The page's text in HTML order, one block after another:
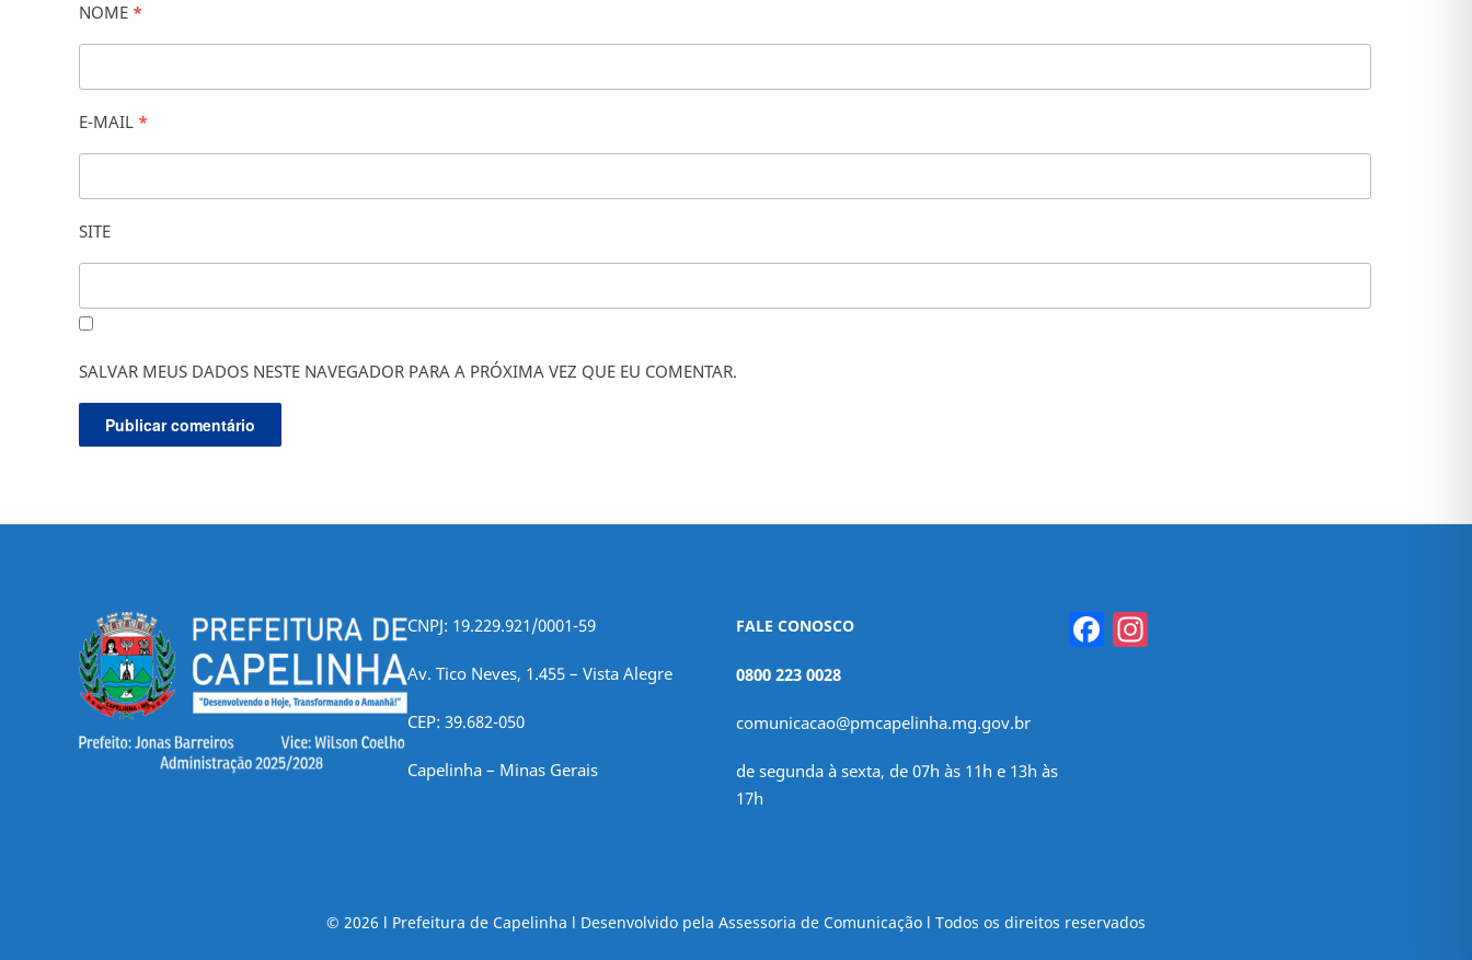
NOME *
E-MAIL *
SITE
SALVAR MEUS DADOS NESTE NAVEGADOR PARA A PRÓXIMA VEZ QUE EU COMENTAR.
CNPJ: 19.229.921/0001-59
Av. Tico Neves, 1.455 – Vista Alegre
CEP: 39.682-050
Capelinha – Minas Gerais
FALE CONOSCO
0800 223 0028
comunicacao@pmcapelinha.mg.gov.br
de segunda à sexta, de 07h às 11h e 13h às
17h
Facebook
© 2026 l Prefeitura de Capelinha l Desenvolvido pela Assessoria de Comunicação l Todos os direitos reservados